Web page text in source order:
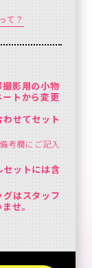
て？
影用の小物
ートから変更
わせてセット
考欄にご記入
セットには含
グはスタッフ
せ。